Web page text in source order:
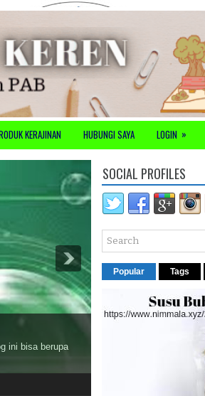
KERAJINAN HUBUNGI SAYA LOGIN »
ini bisa berupa
SOCIAL PROFILES
Popular Tags